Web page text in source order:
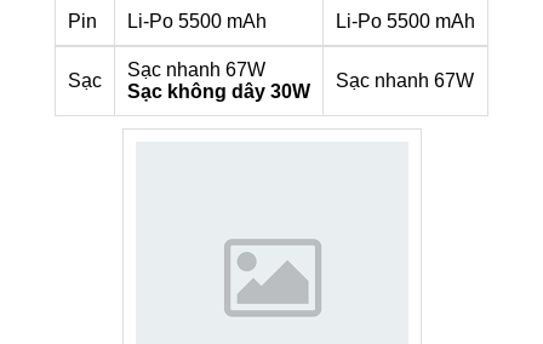
Pin Li-Po 5500 mAh Li-Po 5500 mAh
Sạc
Sạc nhanh 67W
Sạc không dây 30W
Sạc nhanh 67W